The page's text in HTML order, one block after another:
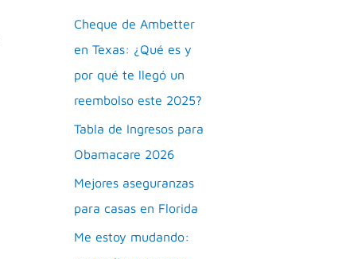
Cheque de Ambetter
en Texas: ¿Qué es y
por qué te llegó un
reembolso este 2025?
Tabla de Ingresos para
Obamacare 2026
Mejores aseguranzas
para casas en Florida
Me estoy mudando: